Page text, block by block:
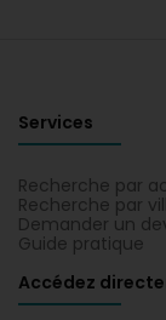
Services
Recherche par
Recherche par
Demander un
Guide pratique
Accédez